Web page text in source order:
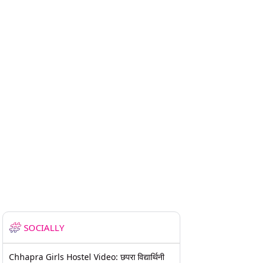
SOCIALLY
Chhapra Girls Hostel Video: छपरा विद्यार्थिनी